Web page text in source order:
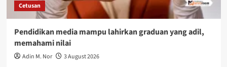
Cetusan
Pendidikan media mampu lahirkan graduan yang adil,
memahami nilai
Adin M. Nor 3 August 2026